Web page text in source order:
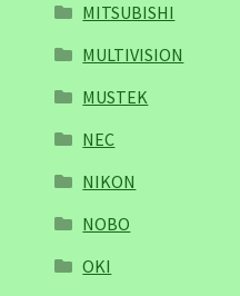
MITSUBISHI
MULTIVISION
MUSTEK
NEC
NIKON
NOBO
OKI